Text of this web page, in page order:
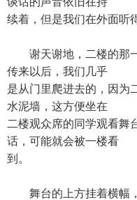
续着，但是我们在外面听
谢天谢地，二楼的那一
传来以后，我们几乎
是从门里爬进去的，因为
水泥墙，这方便坐在
二楼观众席的同学观看舞
话，可能就会被一楼看
到。
舞台的上方挂着横幅，